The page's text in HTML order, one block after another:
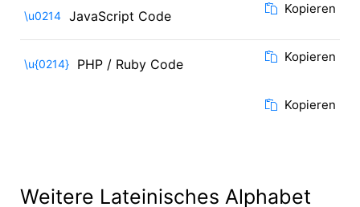
Kopieren
\u0214 JavaScript Code
Kopieren
\u{0214} PHP / Ruby Code
Kopieren
Weitere Lateinisches Alphabet